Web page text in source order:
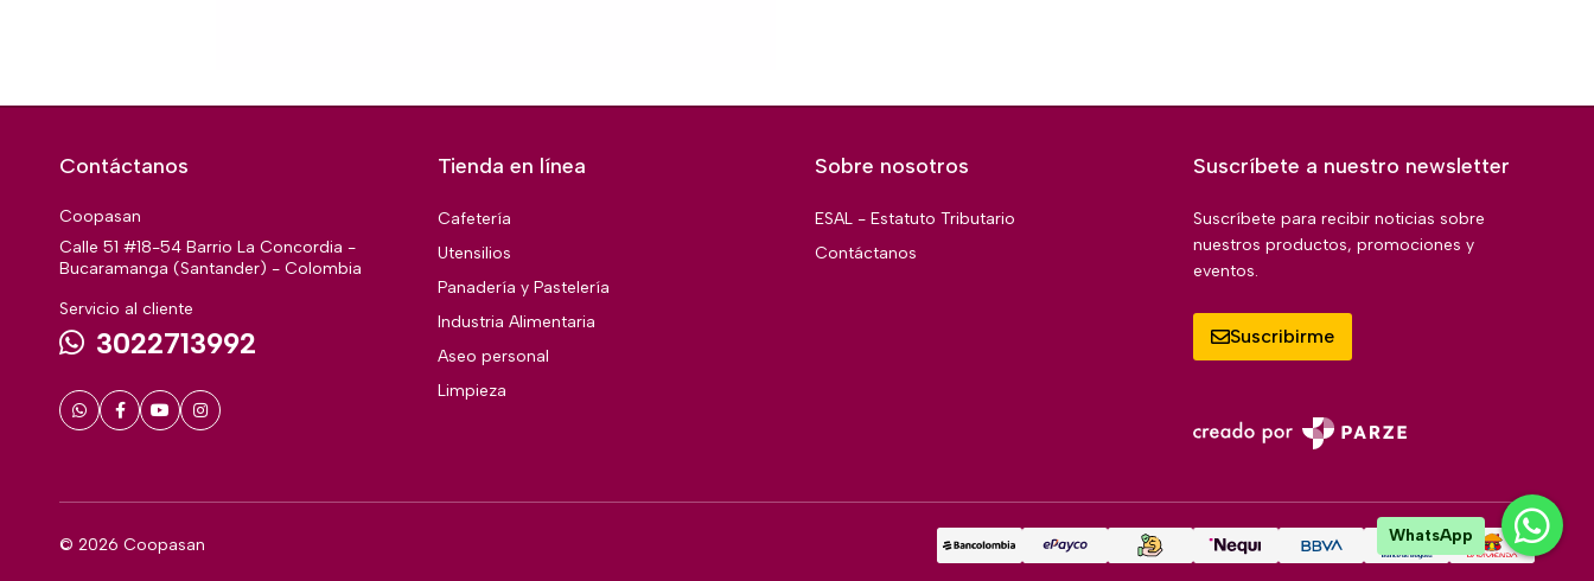
Contáctanos
Coopasan
Calle 51 #18-54 Barrio La Concordia -
Bucaramanga (Santander) - Colombia
Servicio al cliente
3022713992
Tienda en línea
Cafetería
Utensilios
Panadería y Pastelería
Industria Alimentaria
Aseo personal
Limpieza
Sobre nosotros
ESAL - Estatuto Tributario
Contáctanos
Suscríbete a nuestro newsletter
Suscríbete para recibir noticias sobre
nuestros productos, promociones y
eventos.
Suscribirme
© 2026 Coopasan WhatsApp